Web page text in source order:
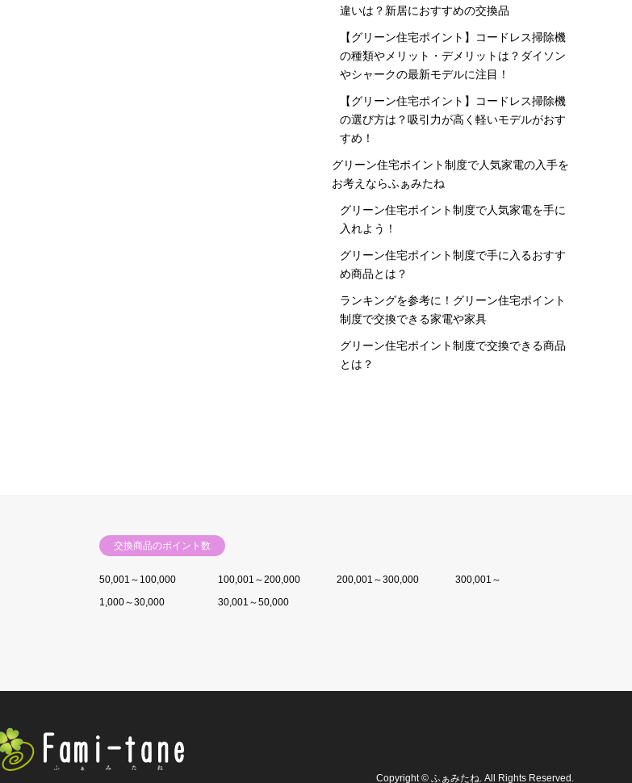
違いは？新居におすすめの交換品
【グリーン住宅ポイント】コードレス掃除機
の種類やメリット・デメリットは？ダイソン
やシャークの最新モデルに注目！
【グリーン住宅ポイント】コードレス掃除機
の選び方は？吸引力が高く軽いモデルがおす
すめ！
グリーン住宅ポイント制度で人気家電の入手を
お考えならふぁみたね
グリーン住宅ポイント制度で人気家電を手に
入れよう！
グリーン住宅ポイント制度で手に入るおすす
め商品とは？
ランキングを参考に！グリーン住宅ポイント
制度で交換できる家電や家具
グリーン住宅ポイント制度で交換できる商品
とは？
交換商品のポイント数
50,001～100,000 100,001～200,000 200,001～300,000
300,001～
1,000～30,000
30,001～50,000
Copyright © ふぁみたね . All Rights Reserved.